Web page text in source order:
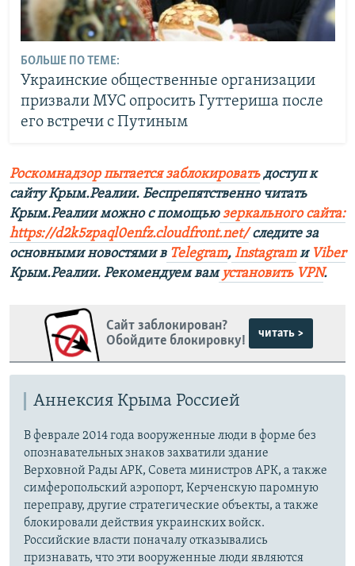
БОЛЬШЕ ПО ТЕМЕ:
Украинские общественные организации
призвали МУС опросить Гуттериша после
его встречи с Путиным
Роскомнадзор пытается заблокировать доступ к
сайту Крым.Реалии. Беспрепятственно читать
Крым.Реалии можно с помощью зеркального сайта:
https://d2k5zpaql0enfz.cloudfront.net/следите за
основными новостями в Telegram, Instagramи Viber
Крым.Реалии. Рекомендуем вам установить VPN.
Сайт заблокирован?
Обойдите блокировку!
читать >
Аннексия Крыма Россией
В феврале 2014 года вооруженные люди в форме без
опознавательных знаков захватили здание
Верховной Рады АРК, Совета министров АРК, а также
симферопольский аэропорт, Керченскую паромную
переправу, другие стратегические объекты, а также
блокировали действия украинских войск.
Российские власти поначалу отказывались
признавать, что эти вооруженные люди являются